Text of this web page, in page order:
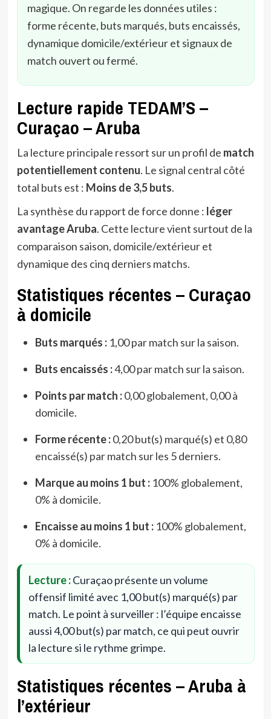
magique. On regarde les données utiles :
forme récente, buts marqués, buts encaissés,
dynamique domicile/extérieur et signaux de
match ouvert ou fermé.
Lecture rapide TEDAM’S –
Curaçao – Aruba
La lecture principale ressort sur un profil de match
potentiellement contenu. Le signal central côté
total buts est : Moins de 3,5 buts.
La synthèse du rapport de force donne : léger
avantage Aruba. Cette lecture vient surtout de la
comparaison saison, domicile/extérieur et
dynamique des cinq derniers matchs.
Statistiques récentes – Curaçao
à domicile
Buts marqués :1,00 par match sur la saison.
Buts encaissés :4,00 par match sur la saison.
Points par match :0,00 globalement, 0,00 à
domicile.
Forme récente :0,20 but(s) marqué(s) et 0,80
encaissé(s) par match sur les 5 derniers.
Marque au moins 1 but :100% globalement,
0% à domicile.
Encaisse au moins 1 but :100% globalement,
0% à domicile.
Lecture :Curaçao présente un volume
offensif limité avec 1,00 but(s) marqué(s) par
match. Le point à surveiller : l’équipe encaisse
aussi 4,00 but(s) par match, ce qui peut ouvrir
la lecture si le rythme grimpe.
Statistiques récentes – Aruba à
l’extérieur